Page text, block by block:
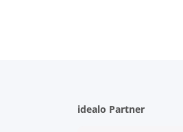
idealo Partner